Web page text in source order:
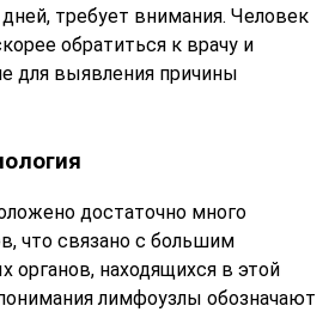
требует внимания. Человек
обратиться к врачу и
для выявления причины
достаточно много
что связано с большим
органов, находящихся в этой
лимфоузлы обозначают